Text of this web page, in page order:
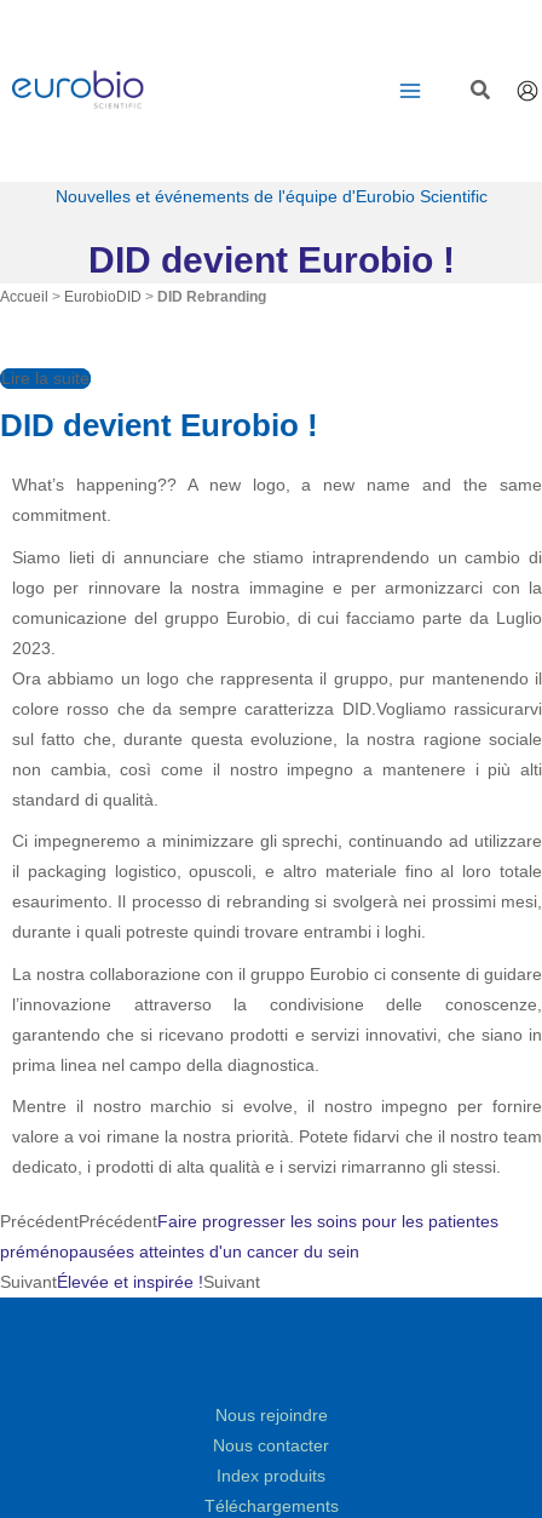
contenu
Nouvelles et événements de l'équipe d'Eurobio Scientific
DID devient Eurobio !
Accueil > EurobioDID > DID Rebranding
Lire la suite
DID devient Eurobio !
What’s happening?? A new logo, a new name and the same
commitment.
Siamo lieti di annunciare che stiamo intraprendendo un cambio di
logo per rinnovare la nostra immagine e per armonizzarci con la
comunicazione del gruppo Eurobio, di cui facciamo parte da Luglio
2023.
Ora abbiamo un logo che rappresenta il gruppo, pur mantenendo il
colore rosso che da sempre caratterizza DID. Vogliamo rassicurarvi
sul fatto che, durante questa evoluzione, la nostra ragione sociale
non cambia, così come il nostro impegno a mantenere i più alti
standard di qualità.
Ci impegneremo a minimizzare gli sprechi, continuando ad utilizzare
il packaging logistico, opuscoli, e altro materiale fino al loro totale
esaurimento. Il processo di rebranding si svolgerà nei prossimi mesi,
durante i quali potreste quindi trovare entrambi i loghi.
La nostra collaborazione con il gruppo Eurobio ci consente di guidare
l’innovazione attraverso la condivisione delle conoscenze,
garantendo che si ricevano prodotti e servizi innovativi, che siano in
prima linea nel campo della diagnostica.
Mentre il nostro marchio si evolve, il nostro impegno per fornire
valore a voi rimane la nostra priorità. Potete fidarvi che il nostro team
dedicato, i prodotti di alta qualità e i servizi rimarranno gli stessi.
PrécédentPrécédentFaire progresser les soins pour les patientes
préménopausées atteintes d'un cancer du sein
SuivantÉlevée et inspirée !Suivant
Nous rejoindre
Nous contacter
Index produits
Téléchargements